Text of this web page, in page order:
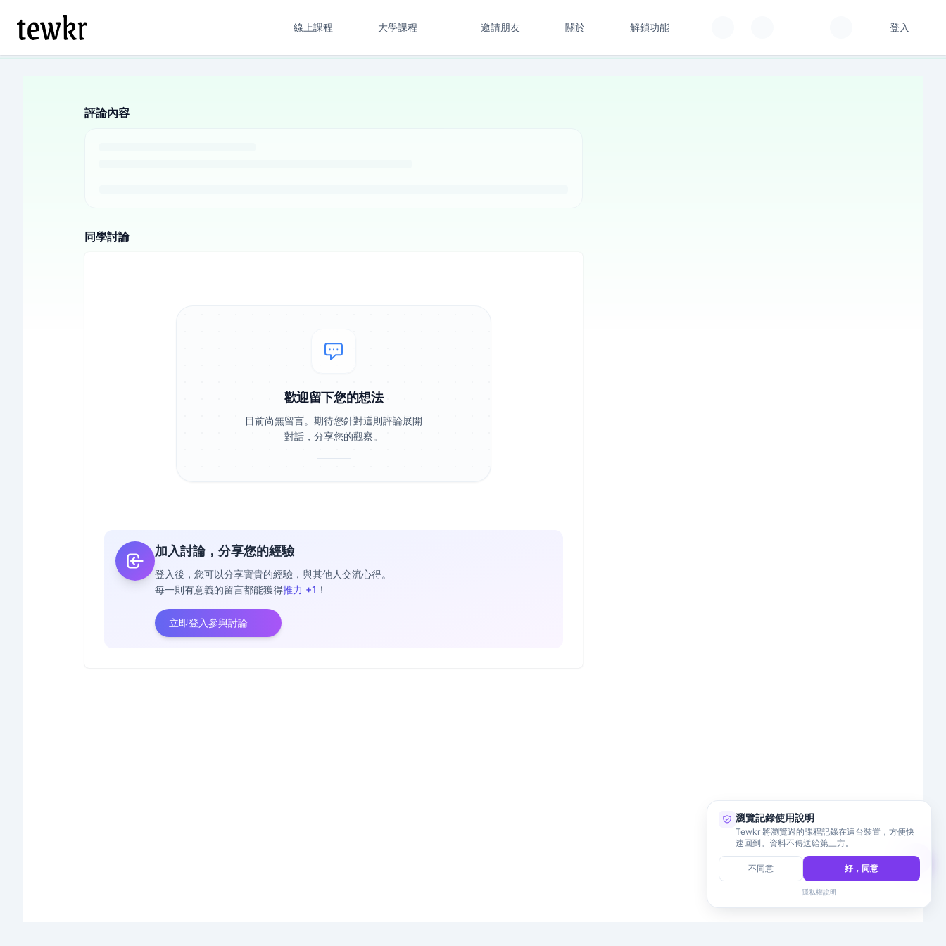
線上課程 大學課程 邀請朋友 關於 解鎖功能 登入
評論內容
同學討論
歡迎留下您的想法
目前尚無留言。期待您針對這則評論展開
對話，分享您的觀察。
加入討論，分享您的經驗
登入後，您可以分享寶貴的經驗，與其他人交流心得。
每一則有意義的留言都能獲得推力 +1 ！
立即登入參與討論
瀏覽記錄使用說明
Tewkr 將瀏覽過的課程記錄在這台裝置，方便快
速回到。資料不傳送給第三方。
不同意 好，同意
隱私權說明